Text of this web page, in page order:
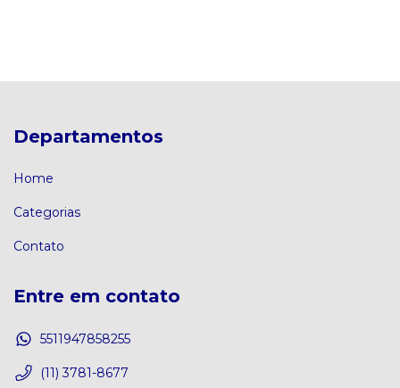
Departamentos
Home
Categorias
Contato
Entre em contato
5511947858255
(11) 3781-8677